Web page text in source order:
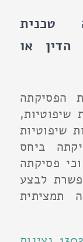
טכנית
הדין או
הפסיקתה
שיפוטיות
ביחס
פסיקתה
לבצע
תמציתית